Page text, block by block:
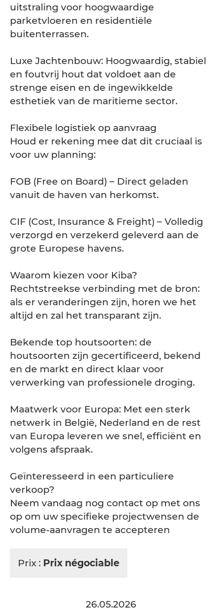
uitstraling voor hoogwaardige
parketvloeren en residentiële
buitenterrassen.
Luxe Jachtenbouw: Hoogwaardig, stabiel
en foutvrij hout dat voldoet aan de
strenge eisen en de ingewikkelde
esthetiek van de maritieme sector.
Flexibele logistiek op aanvraag
Houd er rekening mee dat dit cruciaal is
voor uw planning:
FOB (Free on Board) – Direct geladen
vanuit de haven van herkomst.
CIF (Cost, Insurance & Freight) – Volledig
verzorgd en verzekerd geleverd aan de
grote Europese havens.
Waarom kiezen voor Kiba?
Rechtstreekse verbinding met de bron:
als er veranderingen zijn, horen we het
altijd en zal het transparant zijn.
Bekende top houtsoorten: de
houtsoorten zijn gecertificeerd, bekend
en de markt en direct klaar voor
verwerking van professionele droging.
Maatwerk voor Europa: Met een sterk
netwerk in België, Nederland en de rest
van Europa leveren we snel, efficiënt en
volgens afspraak.
Geïnteresseerd in een particuliere
verkoop?
Neem vandaag nog contact op met ons
op om uw specifieke projectwensen de
volume-aanvragen te accepteren
Prix : Prix négociable
26.05.2026